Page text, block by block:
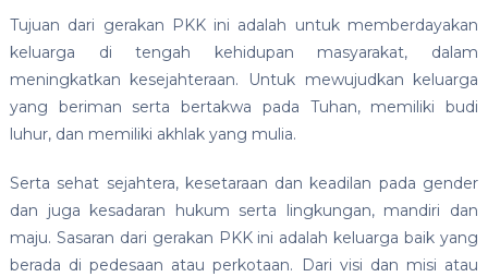
Tujuan dari gerakan PKK ini adalah untuk memberdayakan
keluarga di tengah kehidupan masyarakat, dalam
meningkatkan kesejahteraan. Untuk mewujudkan keluarga
yang beriman serta bertakwa pada Tuhan, memiliki budi
luhur, dan memiliki akhlak yang mulia.
Serta sehat sejahtera, kesetaraan dan keadilan pada gender
dan juga kesadaran hukum serta lingkungan, mandiri dan
maju. Sasaran dari gerakan PKK ini adalah keluarga baik yang
berada di pedesaan atau perkotaan. Dari visi dan misi atau